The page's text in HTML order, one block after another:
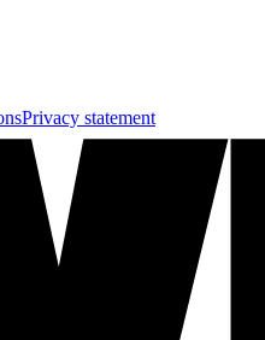
Privacy statement